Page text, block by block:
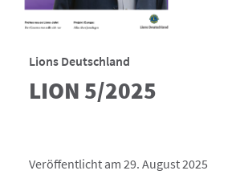
Lions Deutschland
LION 5/2025
Veröffentlicht am 29. August 2025